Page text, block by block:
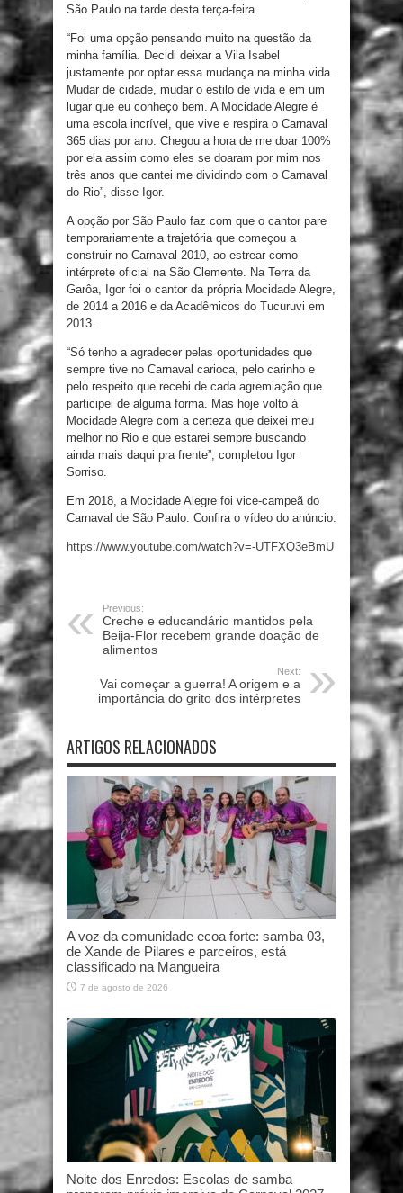
São Paulo na tarde desta terça-feira.
“Foi uma opção pensando muito na questão da
minha família. Decidi deixar a Vila Isabel
justamente por optar essa mudança na minha vida.
Mudar de cidade, mudar o estilo de vida e em um
lugar que eu conheço bem. A Mocidade Alegre é
uma escola incrível, que vive e respira o Carnaval
365 dias por ano. Chegou a hora de me doar 100%
por ela assim como eles se doaram por mim nos
três anos que cantei me dividindo com o Carnaval
do Rio”, disse Igor.
A opção por São Paulo faz com que o cantor pare
temporariamente a trajetória que começou a
construir no Carnaval 2010, ao estrear como
intérprete oficial na São Clemente. Na Terra da
Garôa, Igor foi o cantor da própria Mocidade Alegre,
de 2014 a 2016 e da Acadêmicos do Tucuruvi em
2013.
“Só tenho a agradecer pelas oportunidades que
sempre tive no Carnaval carioca, pelo carinho e
pelo respeito que recebi de cada agremiação que
participei de alguma forma. Mas hoje volto à
Mocidade Alegre com a certeza que deixei meu
melhor no Rio e que estarei sempre buscando
ainda mais daqui pra frente”, completou Igor
Sorriso.
Em 2018, a Mocidade Alegre foi vice-campeã do
Carnaval de São Paulo. Confira o vídeo do anúncio:
https://www.youtube.com/watch?v=-UTFXQ3eBmU
Previous:
Creche e educandário mantidos pela
Beija-Flor recebem grande doação de
alimentos
Next:
Vai começar a guerra! A origem e a
importância do grito dos intérpretes
ARTIGOS RELACIONADOS
A voz da comunidade ecoa forte: samba 03,
de Xande de Pilares e parceiros, está
classificado na Mangueira
7 de agosto de 2026
Noite dos Enredos: Escolas de samba